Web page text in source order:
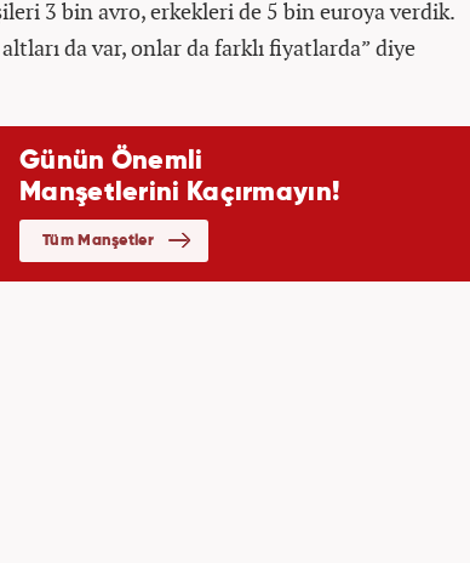
3 bin avro, erkekleri de 5 bin euroya verdik.
da var, onlar da farklı fiyatlarda” diye